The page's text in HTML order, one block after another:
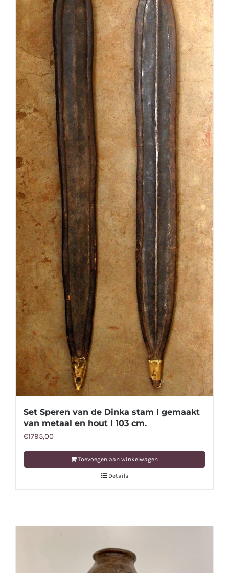
Set Speren van de Dinka stam I gemaakt
van metaal en hout I 103 cm.
€1795,00
Toevoegen aan winkelwagen
Details